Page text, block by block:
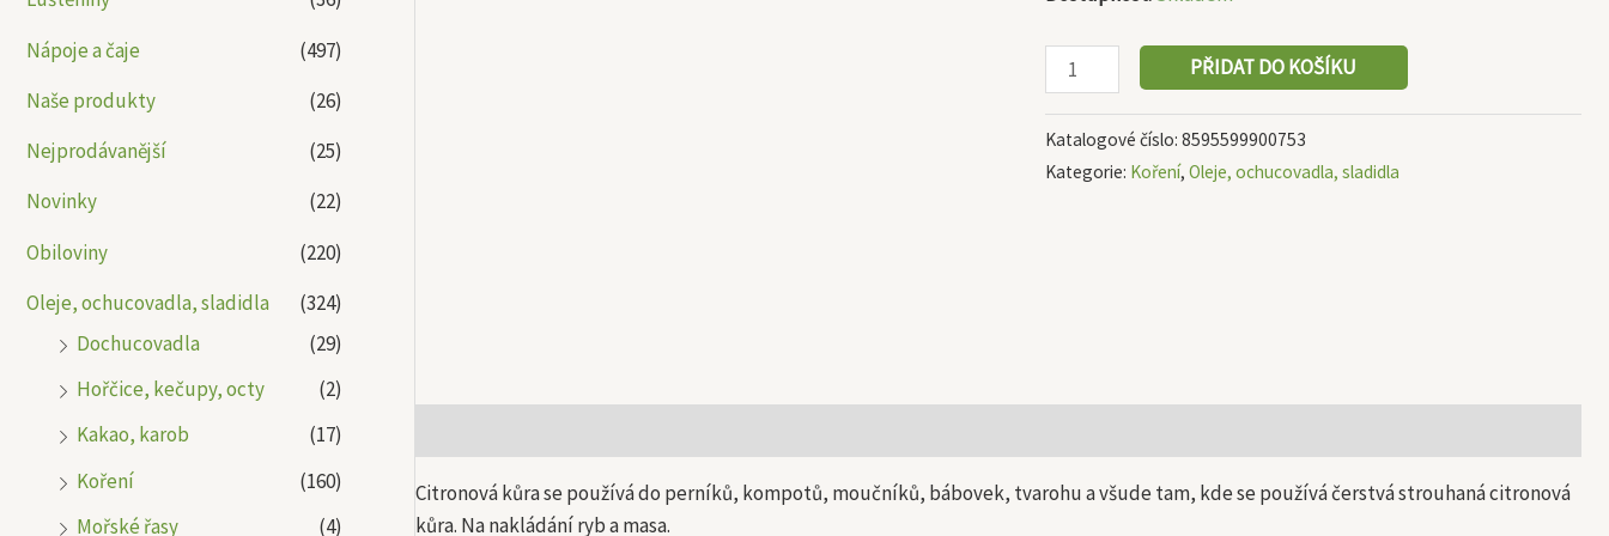
Nápoje a čaje
(497)
Naše produkty
(26)
Nejprodávanější
(25)
Novinky
(22)
Obiloviny
(220)
Oleje, ochucovadla, sladidla
(324)
Dochucovadla
(29)
Hořčice, kečupy, octy
(2)
Kakao, karob
(17)
Koření
(160)
Mořské řasy
(4)
PŘIDAT DO KOŠÍKU
Katalogové číslo: 8595599900753
Kategorie: Koření, Oleje, ochucovadla, sladidla
Citronová kůra se používá do perníků, kompotů, moučníků, bábovek, tvarohu a všude tam, kde se používá čerstvá strouhaná citronová
kůra. Na nakládání ryb a masa.